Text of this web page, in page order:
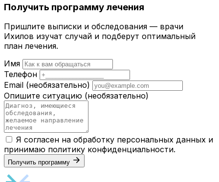
Получить программу лечения
Пришлите выписки и обследования — врачи
Ихилов изучат случай и подберут оптимальный
план лечения.
Имя
Телефон
Email (необязательно)
Опишите ситуацию (необязательно)
Я согласен на обработку персональных данных и
принимаю политику конфиденциальности.
Получить программу